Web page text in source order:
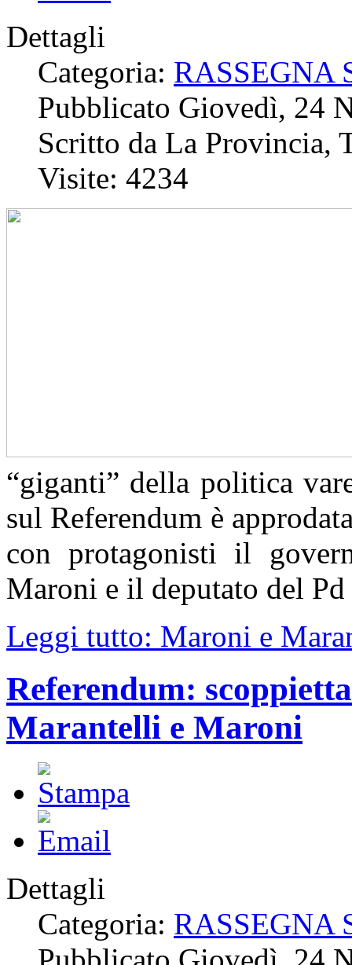
Dettagli
Categoria: RASSEGNA
Pubblicato Giovedì, 24
Scritto da La Provincia,
Visite: 4234
“giganti” della politica
sul Referendum è
con protagonisti il
Maroni e il deputato del
Leggi tutto: Maroni e
Referendum:
Marantelli e Maroni
Dettagli
Categoria: RASSEGNA